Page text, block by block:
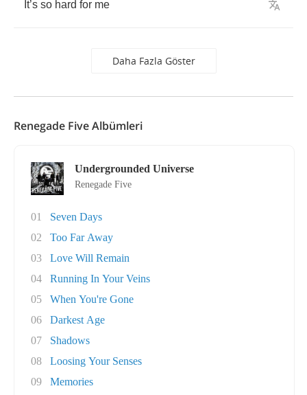
It’s so hard for me
Daha Fazla Göster
Renegade Five Albümleri
Undergrounded Universe
Renegade Five
01
Seven Days
02
Too Far Away
03
Love Will Remain
04
Running In Your Veins
05
When You're Gone
06
Darkest Age
07
Shadows
08
Loosing Your Senses
09
Memories